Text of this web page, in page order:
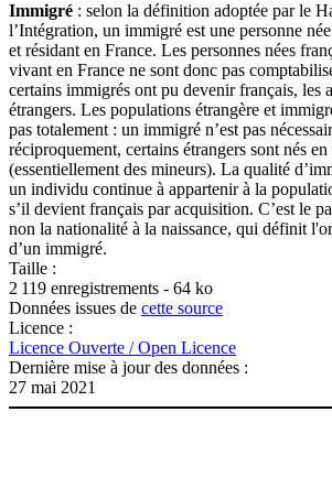
Immigré : selon la définition adoptée par le
l’Intégration, un immigré est une personne
et résidant en France. Les personnes nées
vivant en France ne sont donc pas
certains immigrés ont pu devenir français, les
étrangers. Les populations étrangère et
pas totalement : un immigré n’est pas
réciproquement, certains étrangers sont nés en
(essentiellement des mineurs). La qualité
un individu continue à appartenir à la
s’il devient français par acquisition. C’est le
non la nationalité à la naissance, qui définit
d’un immigré.
Taille :
2 119 enregistrements - 64 ko
Données issues de cette source
Licence :
Licence Ouverte / Open Licence
Dernière mise à jour des données :
27 mai 2021